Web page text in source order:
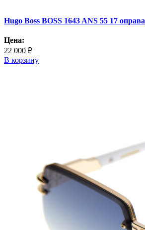
Hugo Boss BOSS 1643 ANS 55 17 оправа
Цена:
22 000 ₽
В корзину